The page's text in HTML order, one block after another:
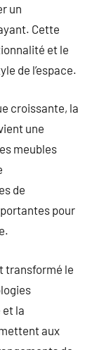
un
Cette
et le
de l’espace.
croissante, la
une
meubles
de
pour
transformé le
la
aux